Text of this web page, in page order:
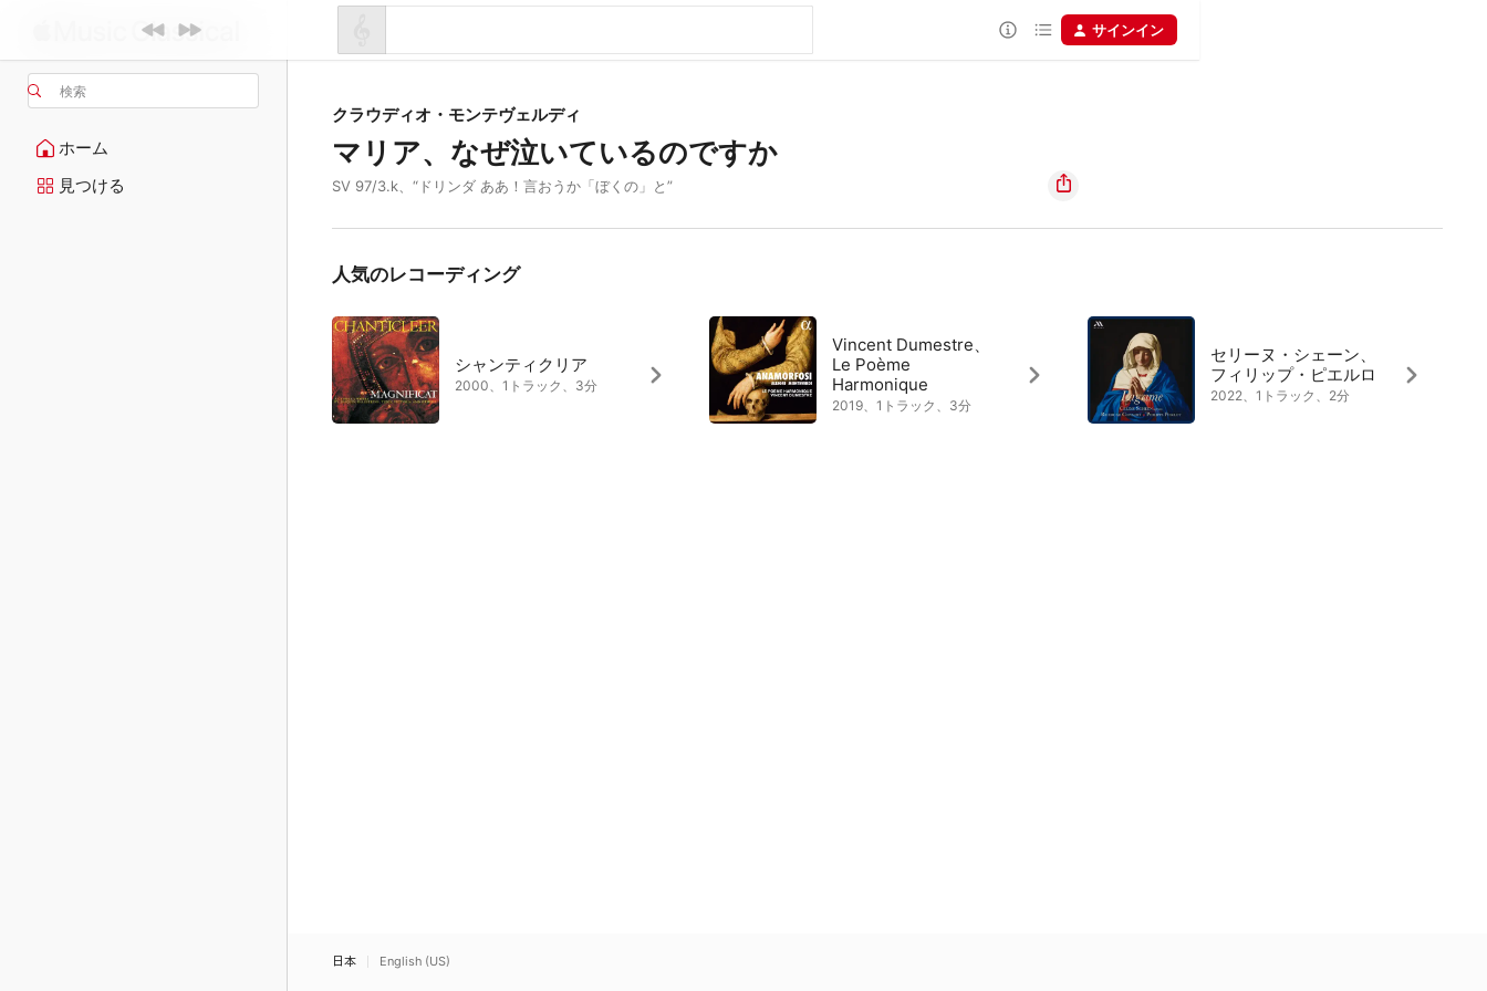
検索
ホーム
見つける
サインイン
クラウディオ・モンテヴェルディ
マリア、なぜ泣いているのですか
SV 97/3.k、“ドリンダ ああ！言おうか「ぼくの」と”
人気のレコーディング
シャンティクリア
2000、1トラック、3分
Vincent Dumestre、
Le Poème
Harmonique
2019、1トラック、3分
セリーヌ・シェーン、
フィリップ・ピエルロ
2022、1トラック、2分
日本 English (US)